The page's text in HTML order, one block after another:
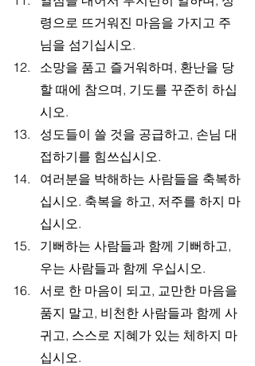
령으로 뜨거워진 마음을 가지고 주
님을 섬기십시오.
소망을 품고 즐거워하며, 환난을 당
할 때에 참으며, 기도를 꾸준히 하십
시오.
성도들이 쓸 것을 공급하고, 손님 대
접하기를 힘쓰십시오.
여러분을 박해하는 사람들을 축복하
십시오. 축복을 하고, 저주를 하지 마
십시오.
기뻐하는 사람들과 함께 기뻐하고,
우는 사람들과 함께 우십시오.
서로 한 마음이 되고, 교만한 마음을
품지 말고, 비천한 사람들과 함께 사
귀고, 스스로 지혜가 있는 체하지 마
십시오.